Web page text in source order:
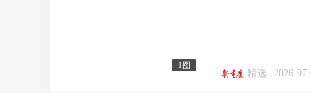
1图
精选 2026-